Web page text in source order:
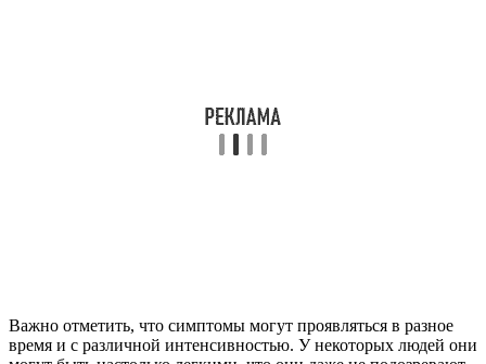
Важно отметить, что симптомы могут проявляться в разное
время и с различной интенсивностью. У некоторых людей они